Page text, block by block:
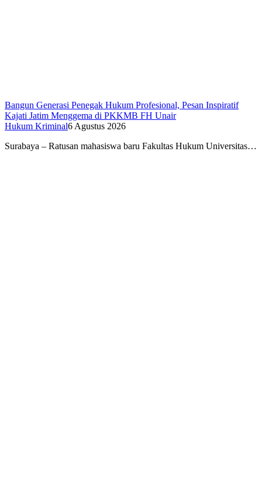
Bangun Generasi Penegak Hukum Profesional, Pesan Inspiratif
Kajati Jatim Menggema di PKKMB FH Unair
Hukum Kriminal6 Agustus 2026
Surabaya – Ratusan mahasiswa baru Fakultas Hukum Universitas…